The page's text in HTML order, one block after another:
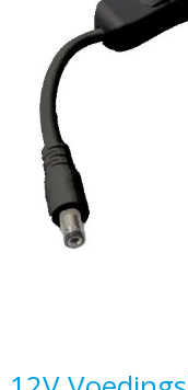
afbeeldingen-
gallerij
Ga